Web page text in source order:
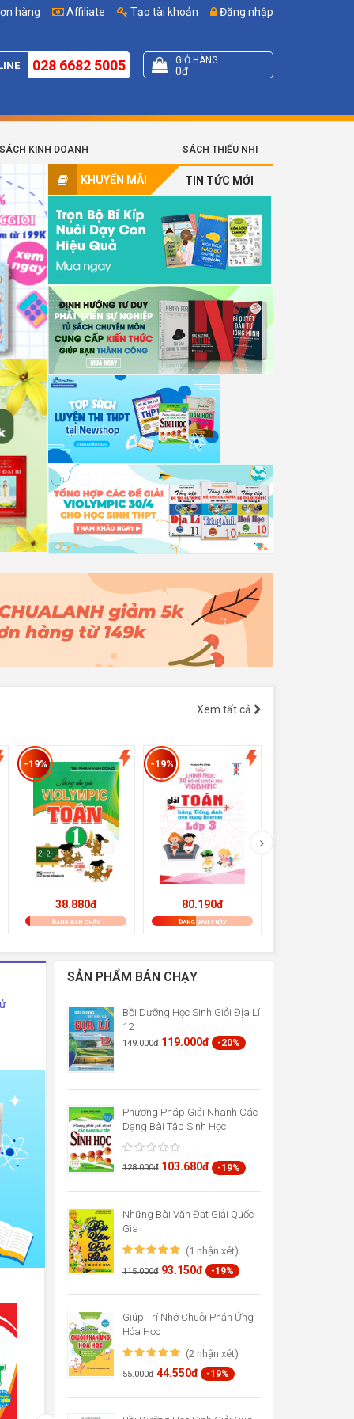
Affiliate Tạo tài khoản Đăng nhập
hàng
028 6682 5005 GIỎ HÀNG
0đ
SÁCH KINH DOANH SÁCH THIẾU NHI
KHUYẾN MÃI TIN TỨC MỚI
Xem tất cả
-19%
38.880đ
ĐANG BÁN CHẠY
-19%
80.190đ
ĐANG BÁN CHẠY
SẢN PHẨM BÁN CHẠY
Bồi Dưỡng Học Sinh Giỏi Địa Lí
12
149.000đ 119.000đ -20%
Phương Pháp Giải Nhanh Các
Dạng Bài Tập Sinh Học
128.000đ 103.680đ -19%
Những Bài Văn Đạt Giải Quốc
Gia
(1 nhận xét)
115.000đ 93.150đ -19%
Giúp Trí Nhớ Chuỗi Phản Ứng
Hóa Học
(2 nhận xét)
55.000đ 44.550đ -19%